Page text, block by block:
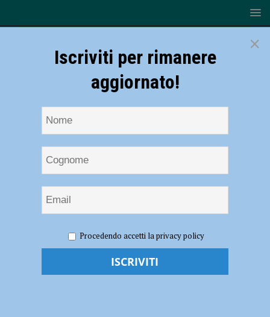
arresti domiciliari, Arafat e Pallavicini tornano in libertà
Revocati gli arresti domiciliari, Arafat e
×
Iscriviti per rimanere
aggiornato!
Procedendo accetti la privacy policy